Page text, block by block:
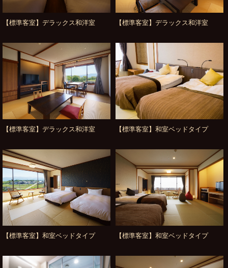
【標準客室】デラックス和洋室 【標準客室】デラックス和洋室
【標準客室】デラックス和洋室 【標準客室】和室ベッドタイプ
【標準客室】和室ベッドタイプ 【標準客室】和室ベッドタイプ